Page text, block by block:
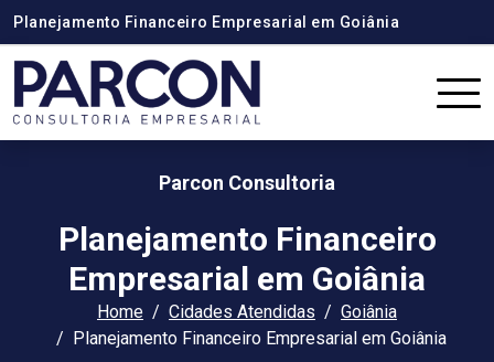
Planejamento Financeiro Empresarial em Goiânia
Parcon Consultoria
Planejamento Financeiro
Empresarial em Goiânia
Home Cidades Atendidas
Goiânia
Planejamento Financeiro Empresarial em Goiânia